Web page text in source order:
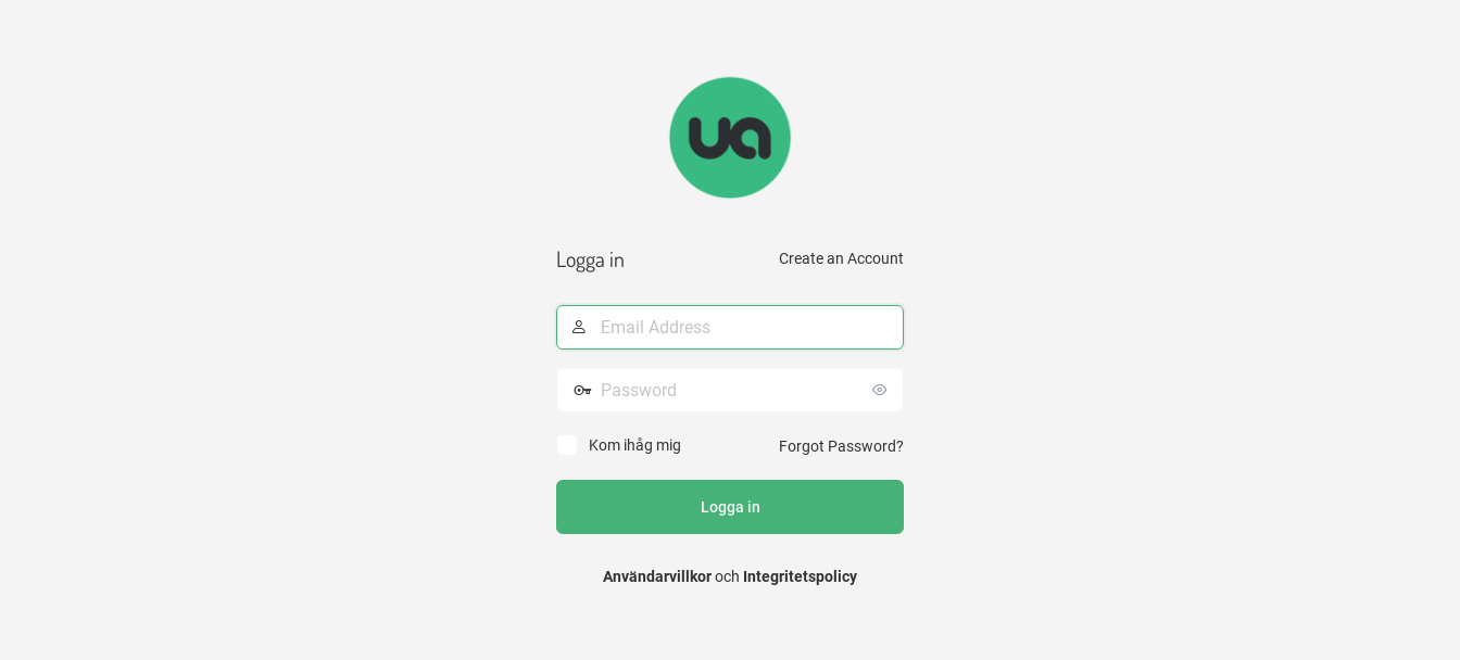
Logga in Create an Account
E-
postadress
Kom ihåg mig Forgot Password?
Användarvillkoroch Integritetspolicy